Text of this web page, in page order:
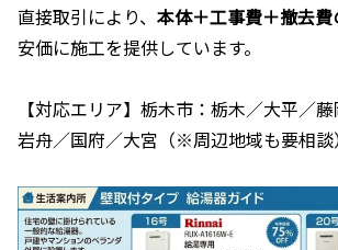
直接取引により、 本体＋工事費＋撤去
安価に施工を提供しています。
【対応エリア】栃木市：栃木／大平／
岩舟／国府／大宮（※周辺地域も要相談）